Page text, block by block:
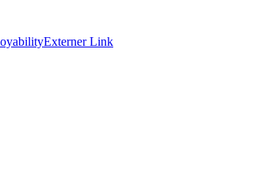
Externer Link